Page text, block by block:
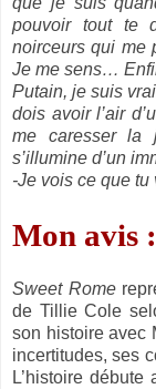
pouvoir tout te
noirceurs qui me
Je me sens…
Putain, je suis
dois avoir l’air
me caresser la
s’illumine d’un
-Je vois ce que
Mon avis :
Sweet Rome
de Tillie Cole
son histoire avec
incertitudes, ses
L’histoire